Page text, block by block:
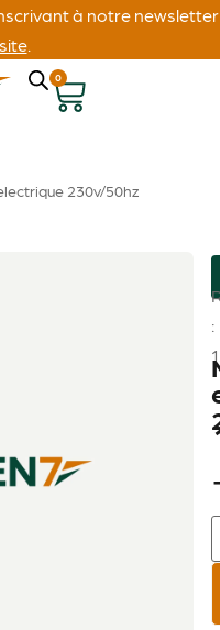
à notre newsletter
.
0
230v/50hz
: